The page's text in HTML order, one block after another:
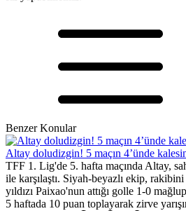
Benzer Konular
Altay doludizgin! 5 maçın 4’ünde
TFF 1. Lig'de 5. hafta maçında Altay,
ile karşılaştı. Siyah-beyazlı ekip,
yıldızı Paixao'nun attığı golle 1-0
5 haftada 10 puan toplayarak zirve